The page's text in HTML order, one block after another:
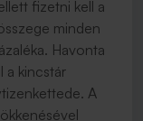
fizetni kell a
minden
Havonta
a kincstár
A